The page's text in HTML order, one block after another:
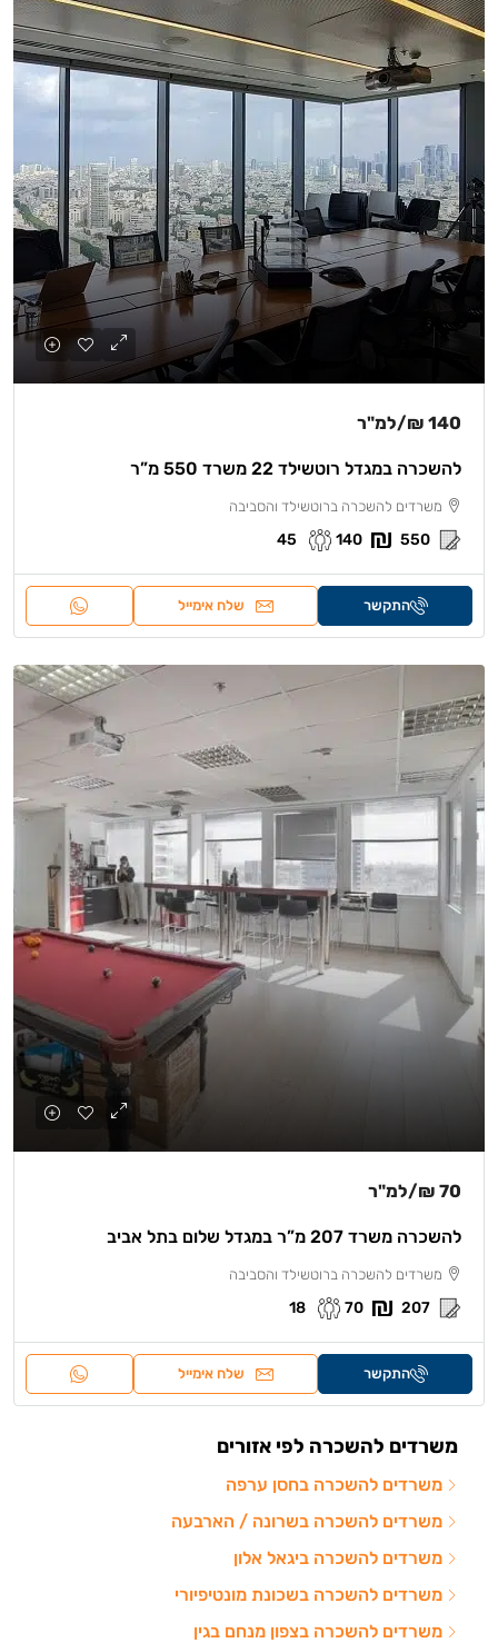
140 ₪ /למ"ר
להשכרה במגדל רוטשילד 22 משרד 550 מ”ר
משרדים להשכרה ברוטשילד והסביבה
550
140
45
התקשר שלח אימייל
70 ₪ /למ"ר
להשכרה משרד 207 מ”ר במגדל שלום בתל אביב
משרדים להשכרה ברוטשילד והסביבה
207
70
18
התקשר שלח אימייל
משרדים להשכרה לפי אזורים
משרדים להשכרה בחסן ערפה
משרדים להשכרה בשרונה / הארבעה
משרדים להשכרה ביגאל אלון
משרדים להשכרה בשכונת מונטיפיורי
משרדים להשכרה בצפון מנחם בגין